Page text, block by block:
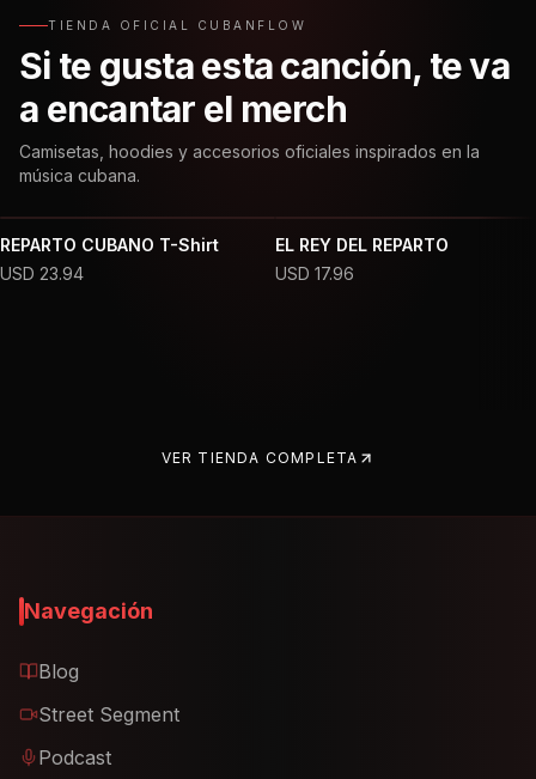
TIENDA OFICIAL CUBANFLOW
Si te gusta esta canción, te va
a encantar el merch
Camisetas, hoodies y accesorios oficiales inspirados en la
música cubana.
REPARTO CUBANO T-Shirt
USD 23.94
EL REY DEL REPARTO
USD 17.96
VER TIENDA COMPLETA
Navegación
Blog
Street Segment
Podcast